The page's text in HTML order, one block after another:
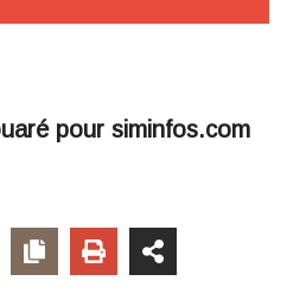
pour siminfos.com